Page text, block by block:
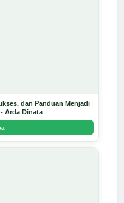
dan Panduan Menjadi
Arda Dinata